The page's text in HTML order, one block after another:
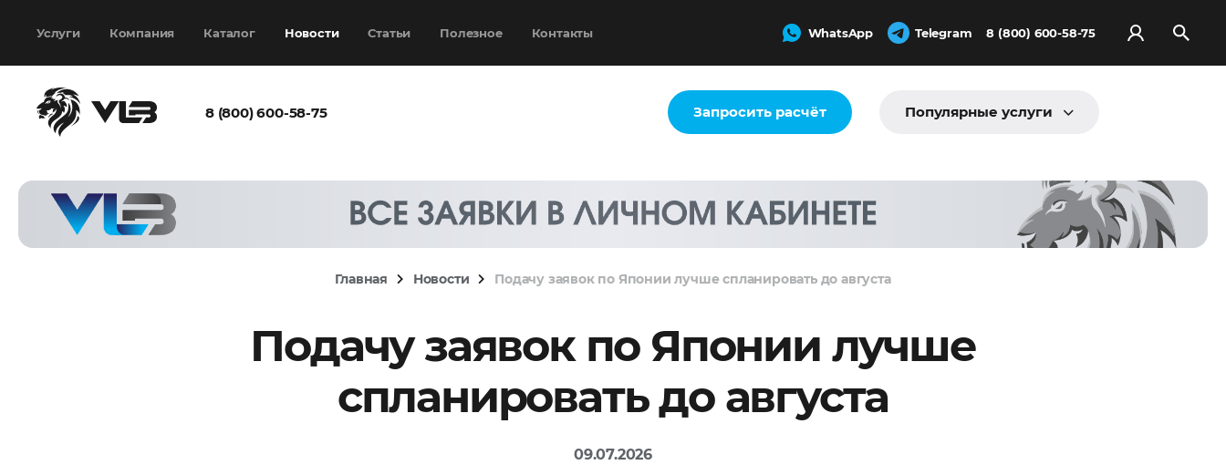
Услуги Компания Каталог Новости Статьи Полезное Контакты WhatsApp Telegram 8 (800) 600-58-75
8 (800) 600-58-75 Запросить расчёт Популярные услуги
Главная Новости Подачу заявок по Японии лучше спланировать до августа
Подачу заявок по Японии лучше
спланировать до августа
09.07.2026
выбран
Согласен с
политикой
конфиденциальности
и наобработку моих